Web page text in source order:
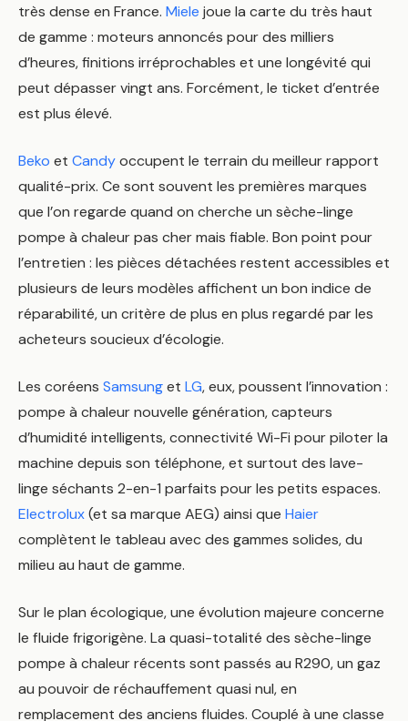
très dense en France. Miele joue la carte du très haut
de gamme : moteurs annoncés pour des milliers
d’heures, finitions irréprochables et une longévité qui
peut dépasser vingt ans. Forcément, le ticket d’entrée
est plus élevé.
Beko et Candyoccupent le terrain du meilleur rapport
qualité-prix. Ce sont souvent les premières marques
que l’on regarde quand on cherche un sèche-linge
pompe à chaleur pas cher mais fiable. Bon point pour
l’entretien : les pièces détachées restent accessibles et
plusieurs de leurs modèles affichent un bon indice de
réparabilité, un critère de plus en plus regardé par les
acheteurs soucieux d’écologie.
Les coréens Samsunget LG, eux, poussent l’innovation :
pompe à chaleur nouvelle génération, capteurs
d’humidité intelligents, connectivité Wi-Fi pour piloter la
machine depuis son téléphone, et surtout des lave-
linge séchants 2-en-1 parfaits pour les petits espaces.
Electrolux(et sa marque AEG) ainsi que Haier
complètent le tableau avec des gammes solides, du
milieu au haut de gamme.
Sur le plan écologique, une évolution majeure concerne
le fluide frigorigène. La quasi-totalité des sèche-linge
pompe à chaleur récents sont passés au R290, un gaz
au pouvoir de réchauffement quasi nul, en
remplacement des anciens fluides. Couplé à une classe